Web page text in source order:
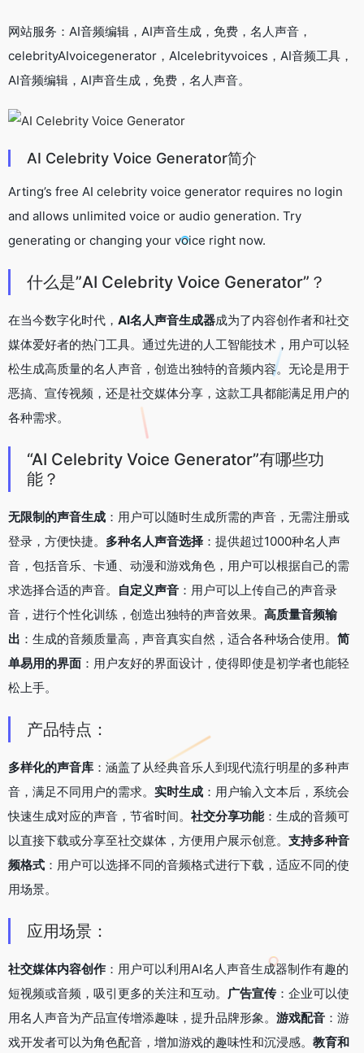
网站服务：AI音频编辑，AI声音生成，免费，名人声音，
celebrityAIvoicegenerator，AIcelebrityvoices，AI音频工具，
AI音频编辑，AI声音生成，免费，名人声音。
AI Celebrity Voice Generator简介
Arting’s free AI celebrity voice generator requires no login
and allows unlimited voice or audio generation. Try
generating or changing your voice right now.
什么是”AI Celebrity Voice Generator”？
在当今数字化时代， AI名人声音生成器成为了内容创作者和社交
媒体爱好者的热门工具。通过先进的人工智能技术，用户可以轻
松生成高质量的名人声音，创造出独特的音频内容。无论是用于
恶搞、宣传视频，还是社交媒体分享，这款工具都能满足用户的
各种需求。
“AI Celebrity Voice Generator”有哪些功
能？
无限制的声音生成 ：用户可以随时生成所需的声音，无需注册或
登录，方便快捷。 多种名人声音选择 ：提供超过1000种名人声
音，包括音乐、卡通、动漫和游戏角色，用户可以根据自己的需
求选择合适的声音。
自定义声音 ：用户可以上传自己的声音录
音，进行个性化训练，创造出独特的声音效果。 高质量音频输
出 ：生成的音频质量高，声音真实自然，适合各种场合使用。 简
单易用的界面 ：用户友好的界面设计，使得即使是初学者也能轻
松上手。
产品特点：
多样化的声音库 ：涵盖了从经典音乐人到现代流行明星的多种声
音，满足不同用户的需求。 实时生成 ：用户输入文本后，系统会
快速生成对应的声音，节省时间。 社交分享功能：生成的音频可
以直接下载或分享至社交媒体，方便用户展示创意。 支持多种音
频格式 ：用户可以选择不同的音频格式进行下载，适应不同的使
用场景。
应用场景：
社交媒体内容创作 ：用户可以利用AI名人声音生成器制作有趣的
短视频或音频，吸引更多的关注和互动。 广告宣传：企业可以使
用名人声音为产品宣传增添趣味，提升品牌形象。 游戏配音 ：游
戏开发者可以为角色配音，增加游戏的趣味性和沉浸感。 教育和